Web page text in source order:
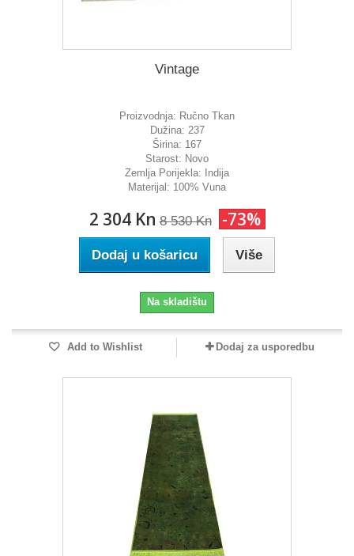
Vintage
Proizvodnja: Ručno Tkan
Dužina: 237
Širina: 167
Starost: Novo
Zemlja Porijekla: Indija
Materijal: 100% Vuna
2 304 Kn 8 530 Kn -73%
Dodaj u košaricu Više
Na skladištu
Add to Wishlist Dodaj za usporedbu